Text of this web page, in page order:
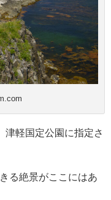
津軽国定公園に指定さ
る絶景がここにはあ